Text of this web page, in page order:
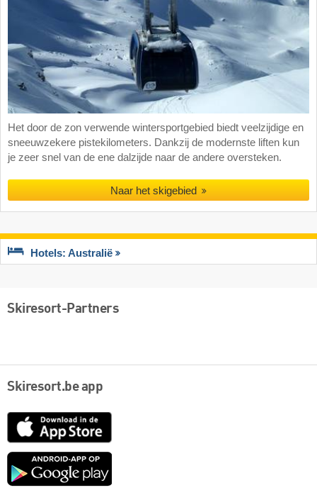
Het door de zon verwende wintersportgebied biedt veelzijdige en
sneeuwzekere pistekilometers. Dankzij de modernste liften kun
je zeer snel van de ene dalzijde naar de andere oversteken.
Naar het skigebied
Hotels: Australië
Skiresort-Partners
Skiresort.be app
App
Google